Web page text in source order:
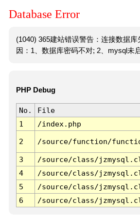
Database Error
(1040) 365建站错误警告：连接数据
因：1、数据库密码不对; 2、mysql未启
PHP Debug
No. File
1
/index.php
2 /source/function/
3 /source/class/
4
/source/class/
5
/source/class/
6
/source/class/